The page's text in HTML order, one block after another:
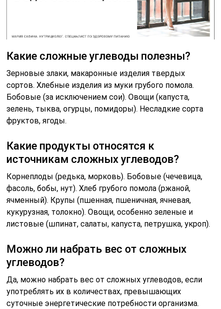
Какие сложные углеводы полезны?
Зерновые злаки, макаронные изделия твердых
сортов. Хлебные изделия из муки грубого помола.
Бобовые (за исключением сои). Овощи (капуста,
зелень, тыква, огурцы, помидоры). Несладкие сорта
фруктов, ягоды.
Какие продукты относятся к
источникам сложных углеводов?
Корнеплоды (редька, морковь). Бобовые (чечевица,
фасоль, бобы, нут). Хлеб грубого помола (ржаной,
ячменный). Крупы (пшенная, пшеничная, ячневая,
кукурузная, толокно). Овощи, особенно зеленые и
листовые (шпинат, салаты, капуста, петрушка, укроп).
Можно ли набрать вес от сложных
углеводов?
Да, можно набрать вес от сложных углеводов, если
употреблять их в количествах, превышающих
суточные энергетические потребности организма.